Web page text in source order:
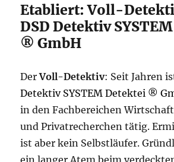
Etabliert: Voll-
DSD Detektiv
® GmbH
DerVoll-Detektiv: Seit Jahren
Detektiv SYSTEM Detektei ®
in den Fachbereichen
und Privatrecherchen tätig.
ist aber kein Selbstläufer.
ein langer Atem beim